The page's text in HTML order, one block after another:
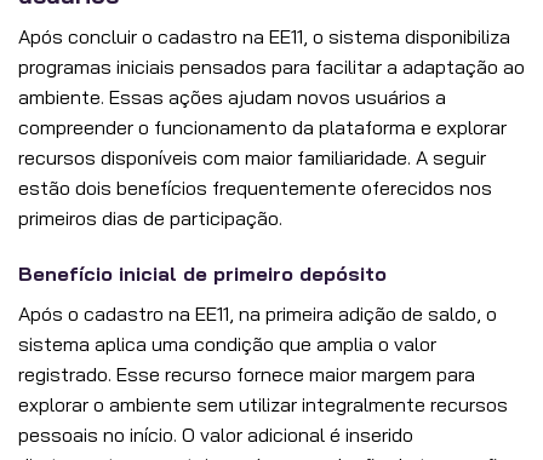
Após concluir o cadastro na EE11, o sistema disponibiliza
programas iniciais pensados para facilitar a adaptação ao
ambiente. Essas ações ajudam novos usuários a
compreender o funcionamento da plataforma e explorar
recursos disponíveis com maior familiaridade. A seguir
estão dois benefícios frequentemente oferecidos nos
primeiros dias de participação.
Benefício inicial de primeiro depósito
Após o cadastro na EE11, na primeira adição de saldo, o
sistema aplica uma condição que amplia o valor
registrado. Esse recurso fornece maior margem para
explorar o ambiente sem utilizar integralmente recursos
pessoais no início. O valor adicional é inserido